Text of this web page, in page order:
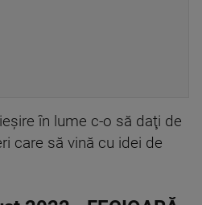
în lume c-o să daţi de
care să vină cu idei de